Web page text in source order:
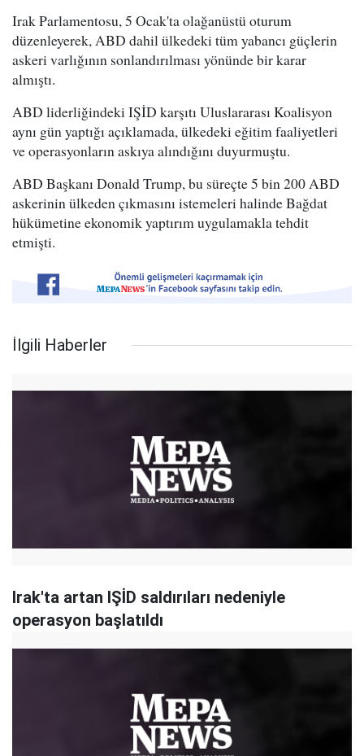
Irak Parlamentosu, 5 Ocak'ta olağanüstü oturum
düzenleyerek, ABD dahil ülkedeki tüm yabancı güçlerin
askeri varlığının sonlandırılması yönünde bir karar
almıştı.
ABD liderliğindeki IŞİD karşıtı Uluslararası Koalisyon
aynı gün yaptığı açıklamada, ülkedeki eğitim faaliyetleri
ve operasyonların askıya alındığını duyurmuştu.
ABD Başkanı Donald Trump, bu süreçte 5 bin 200 ABD
askerinin ülkeden çıkmasını istemeleri halinde Bağdat
hükümetine ekonomik yaptırım uygulamakla tehdit
etmişti.
İlgili Haberler
Irak'ta artan IŞİD saldırıları nedeniyle
operasyon başlatıldı